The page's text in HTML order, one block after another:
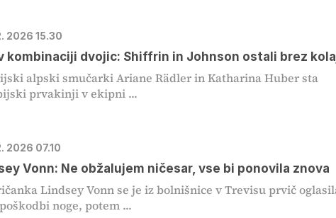
2026 15.30
kombinaciji dvojic: Shiffrin in Johnson ostali brez
alpski smučarki Ariane Rädler in Katharina Huber sta
prvakinji v ekipni ...
2026 07.10
Vonn: Ne obžalujem ničesar, vse bi ponovila znova
Lindsey Vonn se je iz bolnišnice v Trevisu prvič
noge, potem ...